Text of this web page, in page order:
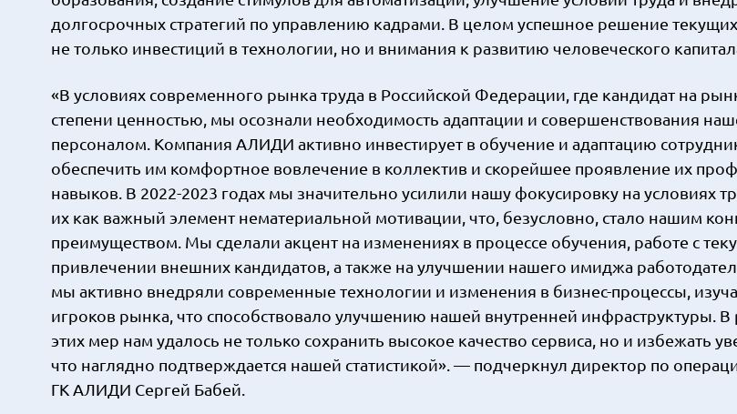
долгосрочных стратегий по управлению кадрами. В целом успешное решение
не только инвестиций в технологии, но и внимания к развитию человеческого
«В условиях современного рынка труда в Российской Федерации, где кандидат на
степени ценностью, мы осознали необходимость адаптации и совершенствования
персоналом. Компания АЛИДИ активно инвестирует в обучение и адаптацию
обеспечить им комфортное вовлечение в коллектив и скорейшее проявление их
навыков. В 2022-2023 годах мы значительно усилили нашу фокусировку на условиях
их как важный элемент нематериальной мотивации, что, безусловно, стало нашим
преимуществом. Мы сделали акцент на изменениях в процессе обучения, работе с
привлечении внешних кандидатов, а также на улучшении нашего имиджа
мы активно внедряли современные технологии и изменения в бизнес-процессы,
игроков рынка, что способствовало улучшению нашей внутренней инфраструктуры. В
этих мер нам удалось не только сохранить высокое качество сервиса, но и избежать
что наглядно подтверждается нашей статистикой». — подчеркнул директор по
ГК АЛИДИ Сергей Бабей.